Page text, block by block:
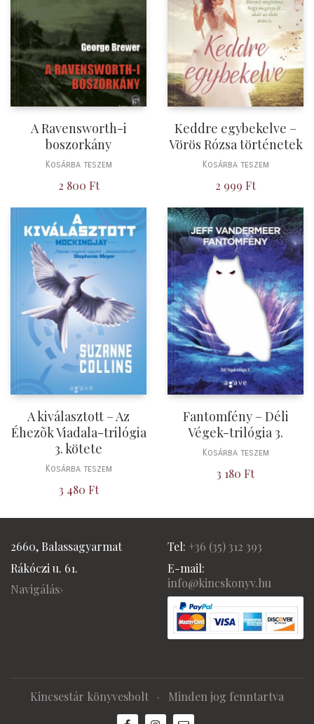
A Ravensworth-i
boszorkány
Kosárba teszem
2 800 Ft
Keddre egybekelve –
Vörös Rózsa történetek
Kosárba teszem
2 999 Ft
A kiválasztott – Az
Éhezõk Viadala-trilógia
3. kötete
Kosárba teszem
3 480 Ft
Fantomfény – Déli
Végek-trilógia 3.
Kosárba teszem
3 180 Ft
2660, Balassagyarmat
Rákóczi u. 61.
Navigálás›
Tel: +36 (35) 312 393
E-mail:
info@kincskonyv.hu
Kincsestár könyvesbolt · Minden jog fenntartva